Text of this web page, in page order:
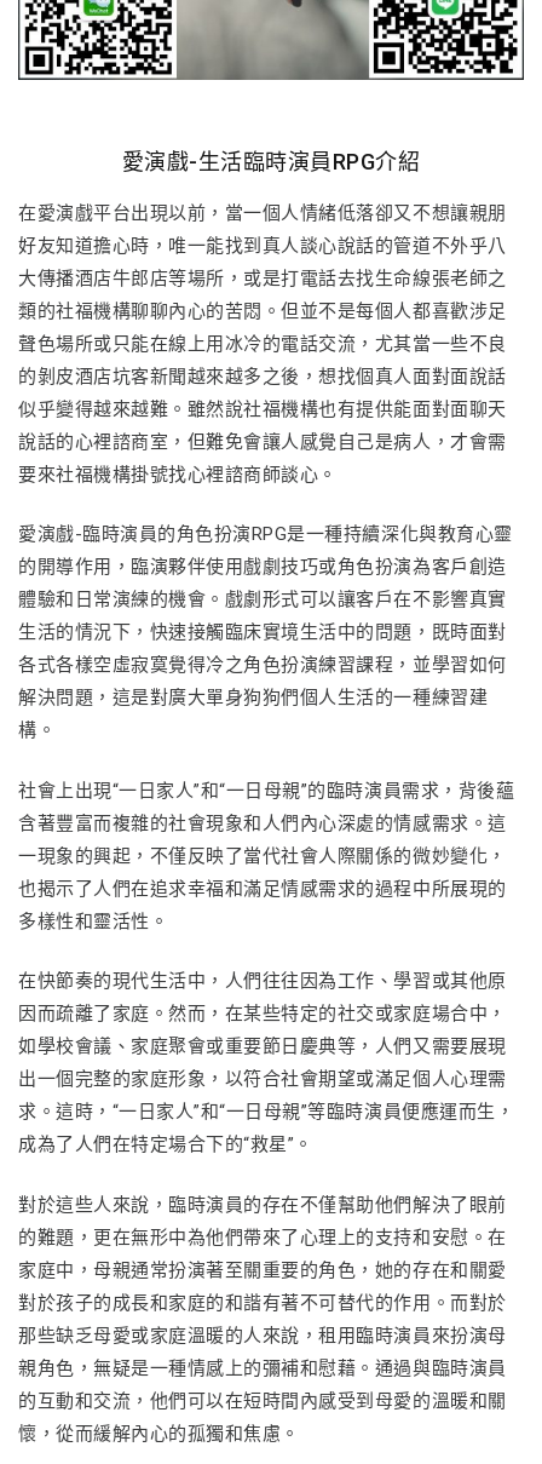
愛演戲-生活臨時演員RPG介紹
在愛演戲平台出現以前，當一個人情緒低落卻又不想讓親朋
好友知道擔心時，唯一能找到真人談心說話的管道不外乎八
大傳播酒店牛郎店等場所，或是打電話去找生命線張老師之
類的社福機構聊聊內心的苦悶。但並不是每個人都喜歡涉足
聲色場所或只能在線上用冰冷的電話交流，尤其當一些不良
的剝皮酒店坑客新聞越來越多之後，想找個真人面對面說話
似乎變得越來越難。雖然說社福機構也有提供能面對面聊天
說話的心裡諮商室，但難免會讓人感覺自己是病人，才會需
要來社福機構掛號找心裡諮商師談心。
愛演戲-臨時演員的角色扮演RPG是一種持續深化與教育心靈
的開導作用，臨演夥伴使用戲劇技巧或角色扮演為客戶創造
體驗和日常演練的機會。戲劇形式可以讓客戶在不影響真實
生活的情況下，快速接觸臨床實境生活中的問題，既時面對
各式各樣空虛寂寞覺得冷之角色扮演練習課程，並學習如何
解決問題，這是對廣大單身狗狗們個人生活的一種練習建
構。
社會上出現“一日家人”和“一日母親”的臨時演員需求，背後蘊
含著豐富而複雜的社會現象和人們內心深處的情感需求。這
一現象的興起，不僅反映了當代社會人際關係的微妙變化，
也揭示了人們在追求幸福和滿足情感需求的過程中所展現的
多樣性和靈活性。
在快節奏的現代生活中，人們往往因為工作、學習或其他原
因而疏離了家庭。然而，在某些特定的社交或家庭場合中，
如學校會議、家庭聚會或重要節日慶典等，人們又需要展現
出一個完整的家庭形象，以符合社會期望或滿足個人心理需
求。這時，“一日家人”和“一日母親”等臨時演員便應運而生，
成為了人們在特定場合下的“救星”。
對於這些人來說，臨時演員的存在不僅幫助他們解決了眼前
的難題，更在無形中為他們帶來了心理上的支持和安慰。在
家庭中，母親通常扮演著至關重要的角色，她的存在和關愛
對於孩子的成長和家庭的和諧有著不可替代的作用。而對於
那些缺乏母愛或家庭溫暖的人來說，租用臨時演員來扮演母
親角色，無疑是一種情感上的彌補和慰藉。通過與臨時演員
的互動和交流，他們可以在短時間內感受到母愛的溫暖和關
懷，從而緩解內心的孤獨和焦慮。